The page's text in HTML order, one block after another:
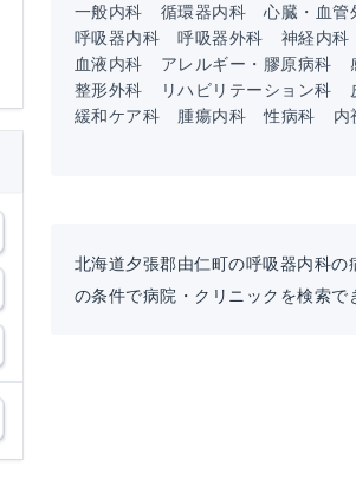
一般内科 循環器内科 心臓・血管
呼吸器内科
呼吸器外科 神経内科
血液内科
アレルギー・膠原病科
整形外科
リハビリテーション科
緩和ケア科
腫瘍内科 性病科 内
北海道夕張郡由仁町の呼吸器内科
の条件で病院・クリニックを検索で